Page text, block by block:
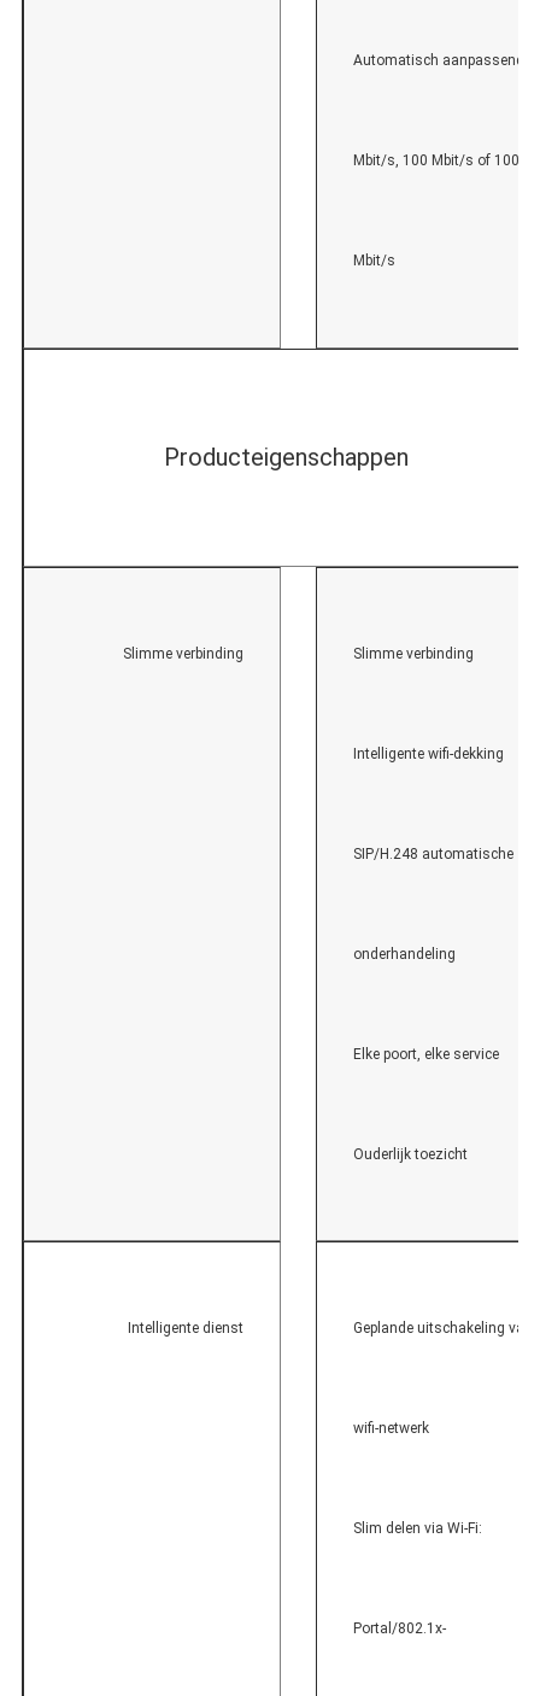
Automatisch aanpassend
Mbit/s, 100 Mbit/s of 1000
Mbit/s
Producteigenschappen
Slimme verbinding Slimme verbinding
Intelligente wifi-dekking
SIP/H.248 automatische
onderhandeling
Elke poort, elke service
Ouderlijk toezicht
Intelligente dienst Geplande uitschakeling van
wifi-netwerk
Slim delen via Wi-Fi:
Portal/802.1x-